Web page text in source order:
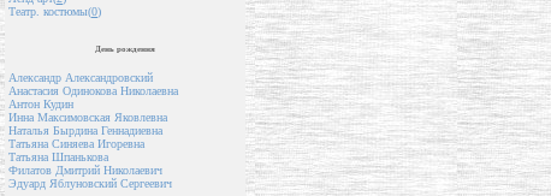
Театр. костюмы(0)
День рождения
Александр Александровский
Анастасия Одинокова Николаевна
Антон Кудин
Инна Максимовская Яковлевна
Наталья Бырдина Геннадиевна
Татьяна Синяева Игоревна
Татьяна Шпанькова
Филатов Дмитрий Николаевич
Эдуард Яблуновский Сергеевич